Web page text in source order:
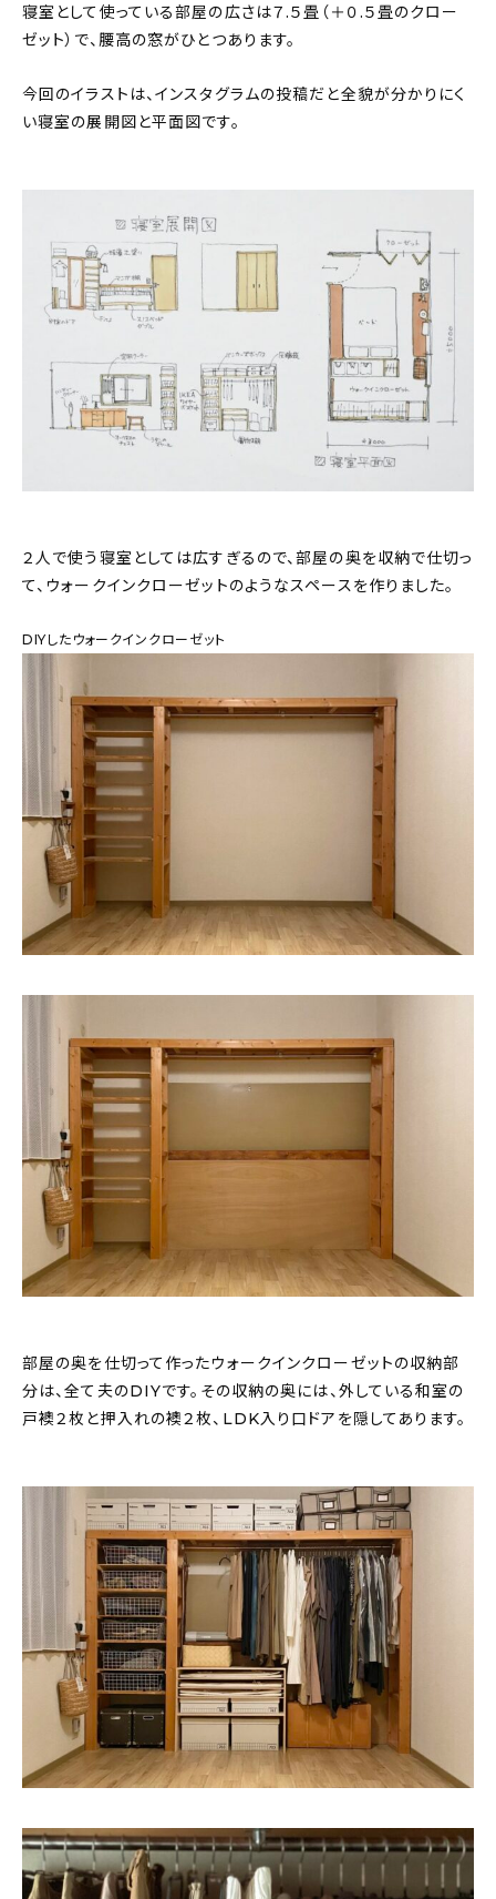
プライバシーポリシー
寝室として使っている部屋の広さは７.５畳（＋０.５畳のクロー
ゼット）で、腰高の窓がひとつあります。
今回のイラストは、インスタグラムの投稿だと全貌が分かりにく
い寝室の展開図と平面図です。
２人で使う寝室としては広すぎるので、部屋の奥を収納で仕切っ
て、ウォークインクローゼットのようなスペースを作りました。
DIYしたウォークインクローゼット
部屋の奥を仕切って作ったウォークインクローゼットの収納部
分は、全て夫のDIYです。その収納の奥には、外している和室の
戸襖２枚と押入れの襖２枚、LDK入り口ドアを隠してあります。